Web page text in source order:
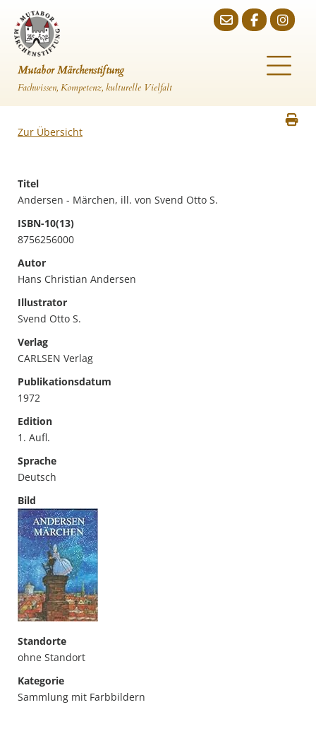
Mutabor Märchenstiftung
Fachwissen, Kompetenz, kulturelle Vielfalt
Zur Übersicht
Titel
Andersen - Märchen, ill. von Svend Otto S.
ISBN-10(13)
8756256000
Autor
Hans Christian Andersen
Illustrator
Svend Otto S.
Verlag
CARLSEN Verlag
Publikationsdatum
1972
Edition
1. Aufl.
Sprache
Deutsch
Bild
Standorte
ohne Standort
Kategorie
Sammlung mit Farbbildern